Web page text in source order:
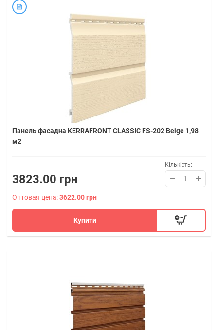
Панель фасадна KERRAFRONT CLASSIC FS-202 Beige 1,98
м2
3823.00 грн
Кількість:
Оптовая цена:3622.00 грн
Купити